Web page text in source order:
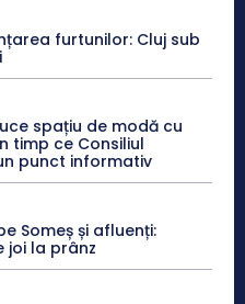
furtunilor: Cluj sub
spațiu de modă cu
timp ce Consiliul
punct informativ
Someș și afluenți:
joi la prânz